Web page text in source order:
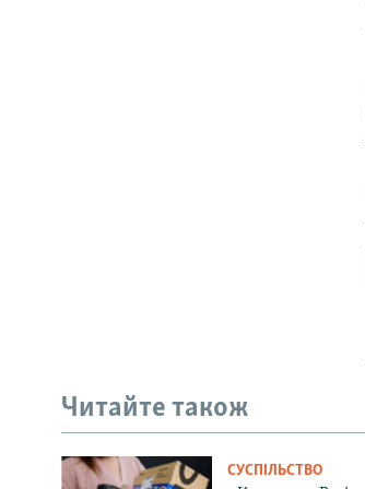
Читайте також
СУСПІЛЬСТВО